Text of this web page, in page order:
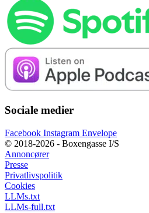
Sociale medier
Facebook Instagram Envelope
© 2018-2026 - Boxengasse I/S
Annoncører
Presse
Privatlivspolitik
Cookies
LLMs.txt
LLMs-full.txt